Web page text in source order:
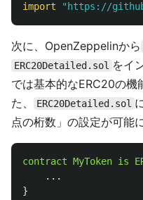
import
" https://
次に、OpenZeppelinから
ERC20Detailed.sol をイ
では基本的なERC20の機
た、
ERC20Detailed.sol
点の桁数」の設定が可能
contract MyToken is
...
}